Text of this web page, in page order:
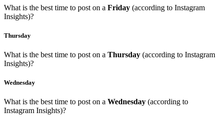
What is the best time to post on a Friday (according to Instagram
Insights)?
Thursday
What is the best time to post on a Thursday (according to Instagram
Insights)?
Wednesday
What is the best time to post on a Wednesday (according to
Instagram Insights)?